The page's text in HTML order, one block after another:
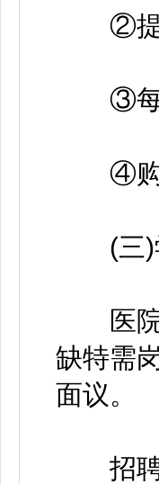
②提供
③每月
④购房
(三)学
医院
缺特需
面议。
招聘